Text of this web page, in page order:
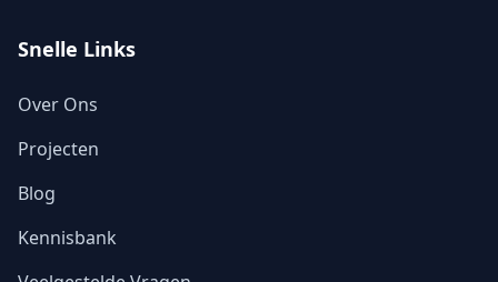
Snelle Links
Over Ons
Projecten
Blog
Kennisbank